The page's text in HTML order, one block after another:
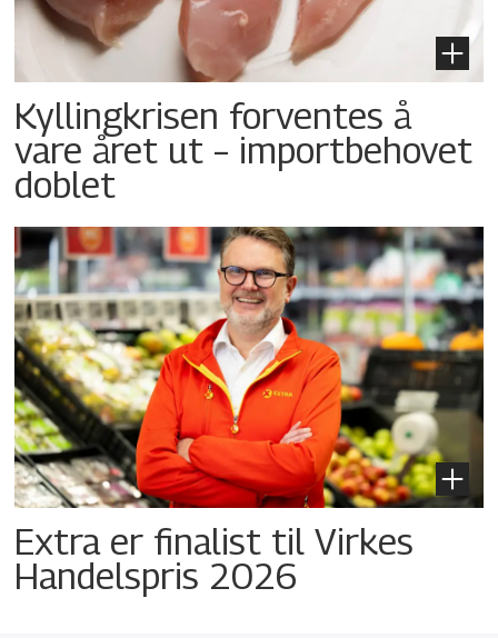
Kyllingkrisen forventes å
vare året ut – importbehovet
doblet
Extra er finalist til Virkes
Handelspris 2026